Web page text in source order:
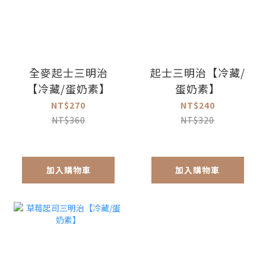
全麥起士三明治
【冷藏/蛋奶素】
NT$270
NT$360
加入購物車
起士三明治【冷藏/
蛋奶素】
NT$240
NT$320
加入購物車